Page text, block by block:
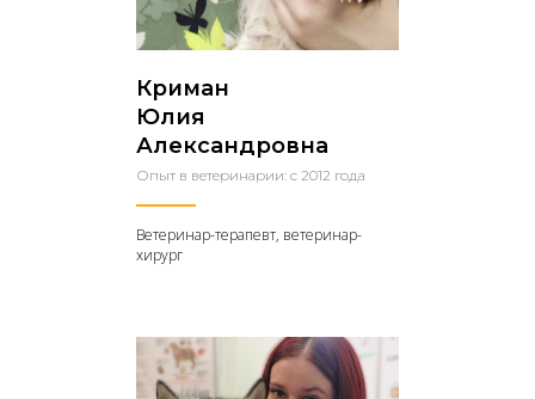
Криман
Юлия
Александровна
Опыт в ветеринарии: с 2012 года
Ветеринар-терапевт, ветеринар-
хирург